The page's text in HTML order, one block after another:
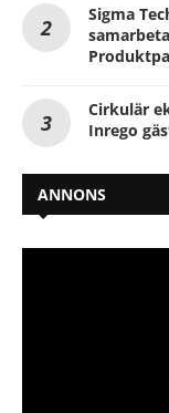
Sigma
Cirkulär
Inrego
ANNONS